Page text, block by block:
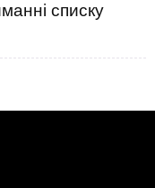
списку